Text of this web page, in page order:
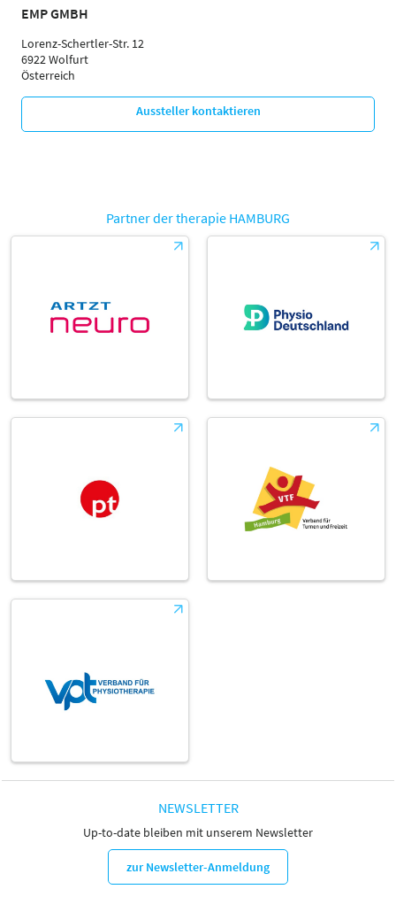
EMP GMBH
Lorenz-Schertler-Str. 12
6922 Wolfurt
Österreich
Aussteller kontaktieren
Partner der therapie HAMBURG
NEWSLETTER
Up-to-date bleiben mit unserem Newsletter
zur Newsletter-Anmeldung